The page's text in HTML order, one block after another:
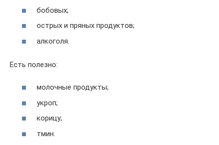
бобовых;
острых и пряных продуктов;
алкоголя.
Есть полезно:
молочные продукты;
укроп;
корицу;
тмин.